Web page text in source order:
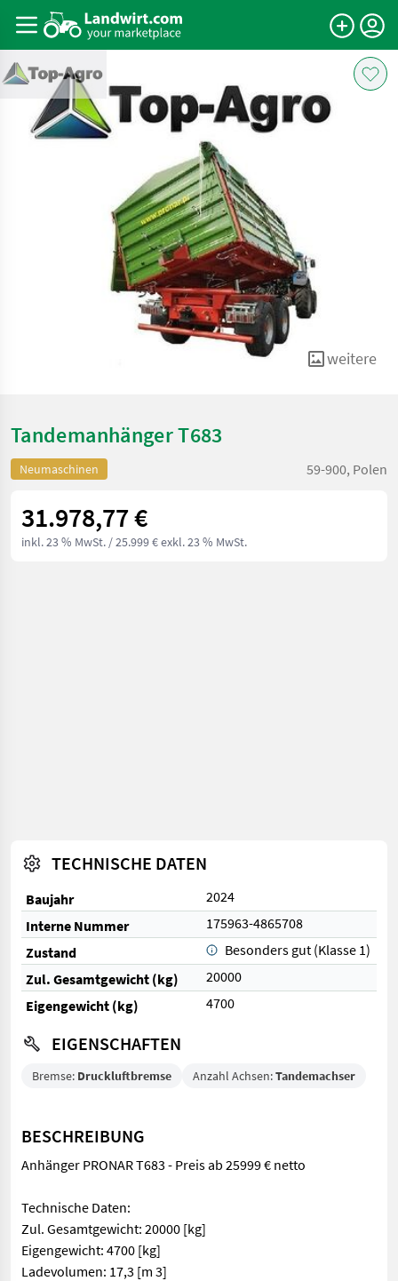
weitere
Tandemanhänger T683
Neumaschinen 59-900, Polen
31.978,77 €
inkl. 23 % MwSt. / 25.999 € exkl. 23 % MwSt.
TECHNISCHE DATEN
Baujahr
2024
Interne Nummer
175963-4865708
Zustand
Besonders gut (Klasse 1)
Zul. Gesamtgewicht (kg)
20000
Eigengewicht (kg)
4700
EIGENSCHAFTEN
Bremse: Druckluftbremse Anzahl Achsen:Tandemachser
BESCHREIBUNG
Anhänger PRONAR T683 - Preis ab 25999 € netto
Technische Daten:
Zul. Gesamtgewicht: 20000 [kg]
Eigengewicht: 4700 [kg]
Ladevolumen: 17,3 [m 3]